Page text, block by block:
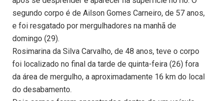
segundo corpo é de Ailson Gomes Carneiro, de 57 anos,
e foi resgatado por mergulhadores na manhã de
domingo (29).
Rosimarina da Silva Carvalho, de 48 anos, teve o corpo
foi localizado no final da tarde de quinta-feira (26) fora
da área de mergulho, a aproximadamente 16 km do local
do desabamento.